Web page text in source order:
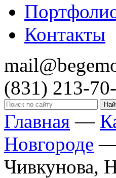
Контакты
(831) 213-
Главная —
Новгороде
Чивкунова,